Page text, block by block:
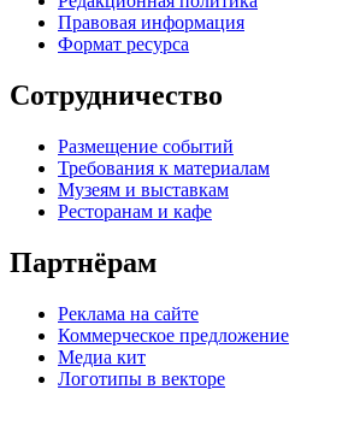
Правовая информация
Формат ресурса
Сотрудничество
Размещение событий
Требования к материалам
Музеям и выставкам
Ресторанам и кафе
Партнёрам
Реклама на сайте
Коммерческое предложение
Медиа кит
Логотипы в векторе